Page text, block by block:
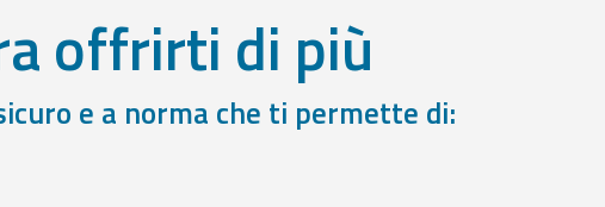
offrirti di più
e a norma che ti permette di: